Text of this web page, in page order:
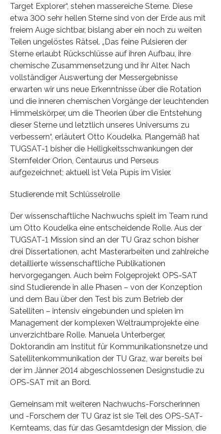
Target Explorer“, stehen massereiche Sterne. Diese
etwa 300 sehr hellen Sterne sind von der Erde aus mit
freiem Auge sichtbar, bislang aber ein noch zu weiten
Teilen ungelöstes Rätsel. „Das feine Pulsieren der
Sterne erlaubt Rückschlüsse auf ihren Aufbau, ihre
chemische Zusammensetzung und ihr Alter. Nach
vollständiger Auswertung der Messergebnisse
erwarten wir uns neue Erkenntnisse über die Rotation
und die inneren chemischen Vorgänge der leuchtenden
Himmelskörper, um die Theorien über die Entstehung
dieser Sterne und letztlich unseres Universums zu
verbessern“, erläutert Otto Koudelka. Plangemäß hat
TUGSAT-1 bisher die Helligkeitsschwankungen der
Sternfelder Orion, Centaurus und Perseus
aufgezeichnet; aktuell ist Vela Pupis im Visier.
Studierende mit Schlüsselrolle
Der wissenschaftliche Nachwuchs spielt im Team rund
um Otto Koudelka eine entscheidende Rolle. Aus der
TUGSAT-1 Mission sind an der TU Graz schon bisher
drei Dissertationen, acht Masterarbeiten und zahlreiche
detaillierte wissenschaftliche Publikationen
hervorgegangen. Auch beim Folgeprojekt OPS-SAT
sind Studierende in alle Phasen – von der Konzeption
und dem Bau über den Test bis zum Betrieb der
Satelliten – intensiv eingebunden und spielen im
Management der komplexen Weltraumprojekte eine
unverzichtbare Rolle. Manuela Unterberger,
Doktorandin am Institut für Kommunikationsnetze und
Satellitenkommunikation der TU Graz, war bereits bei
der im Jänner 2014 abgeschlossenen Designstudie zu
OPS-SAT mit an Bord.
Gemeinsam mit weiteren Nachwuchs-Forscherinnen
und -Forschern der TU Graz ist sie Teil des OPS-SAT-
Kernteams, das für das Gesamtdesign der Mission, die